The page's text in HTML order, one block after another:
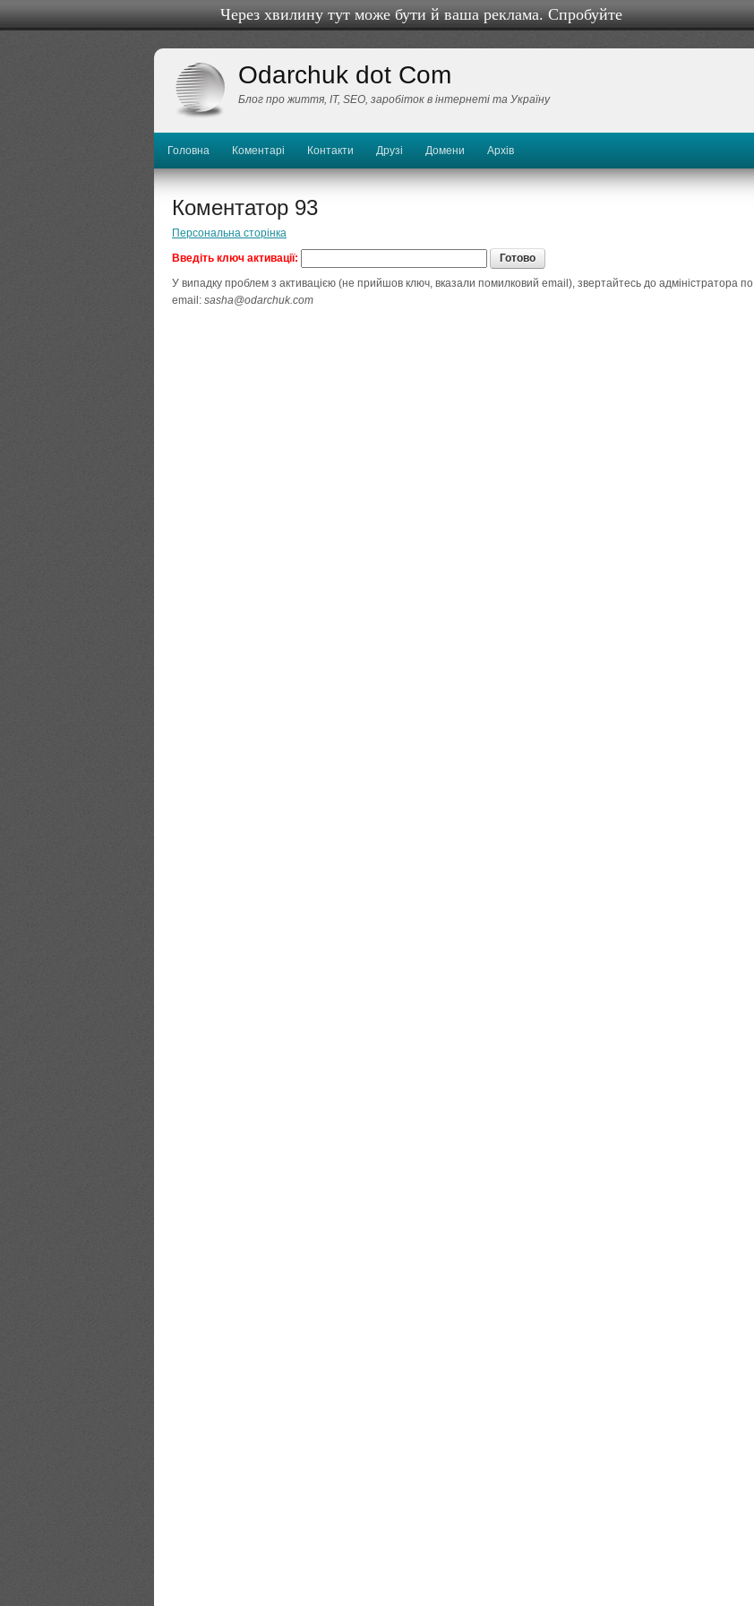
Через хвилину тут може бути й ваша реклама. Спробуйте
Odarchuk dot Com
Блог про життя, IТ, SEO, заробіток в інтернеті та Україну
Головна Коментарі Контакти Друзі Домени Архів
Коментатор 93
Персональна сторінка
Введіть ключ активації:
У випадку проблем з активацією (не прийшов ключ, вказали помилковий email), звертайтесь до адміністратора по
email: sasha@odarchuk.com